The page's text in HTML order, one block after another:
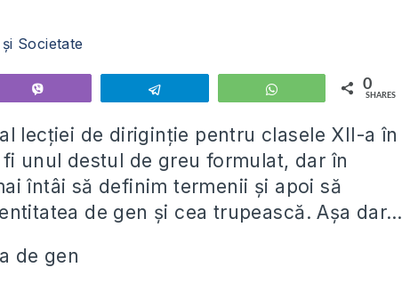
Societate
WhatsApp 0
SHARES
lecţiei de diriginţie pentru clasele XII-a în
unul destul de greu formulat, dar în
întâi să definim termenii şi apoi să
de gen și cea trupească. Aşa dar…